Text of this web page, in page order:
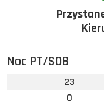
Noc PT/SOB
23
0